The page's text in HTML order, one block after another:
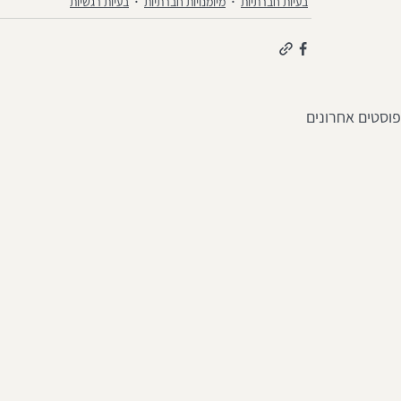
פוסטים אחרונים